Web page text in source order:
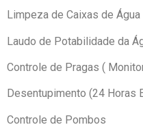
Limpeza de Caixas de Água
Laudo de Potabilidade da
Controle de Pragas (
Desentupimento (24 Horas
Controle de Pombos